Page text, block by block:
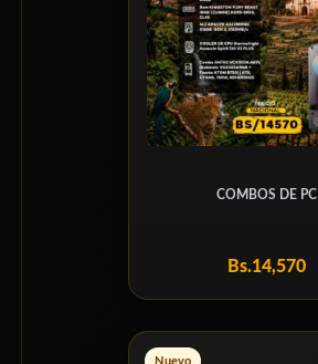
COMBOS DE PC
Bs.14,570
Nuevo